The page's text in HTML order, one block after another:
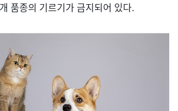
품종의 기르기가 금지되어 있다.